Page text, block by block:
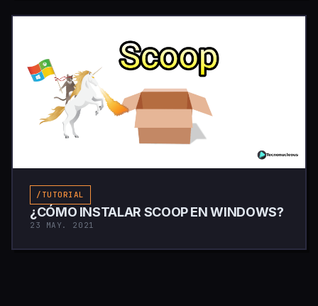
/TUTORIAL
¿CÓMO INSTALAR SCOOP EN WINDOWS?
23 MAY. 2021